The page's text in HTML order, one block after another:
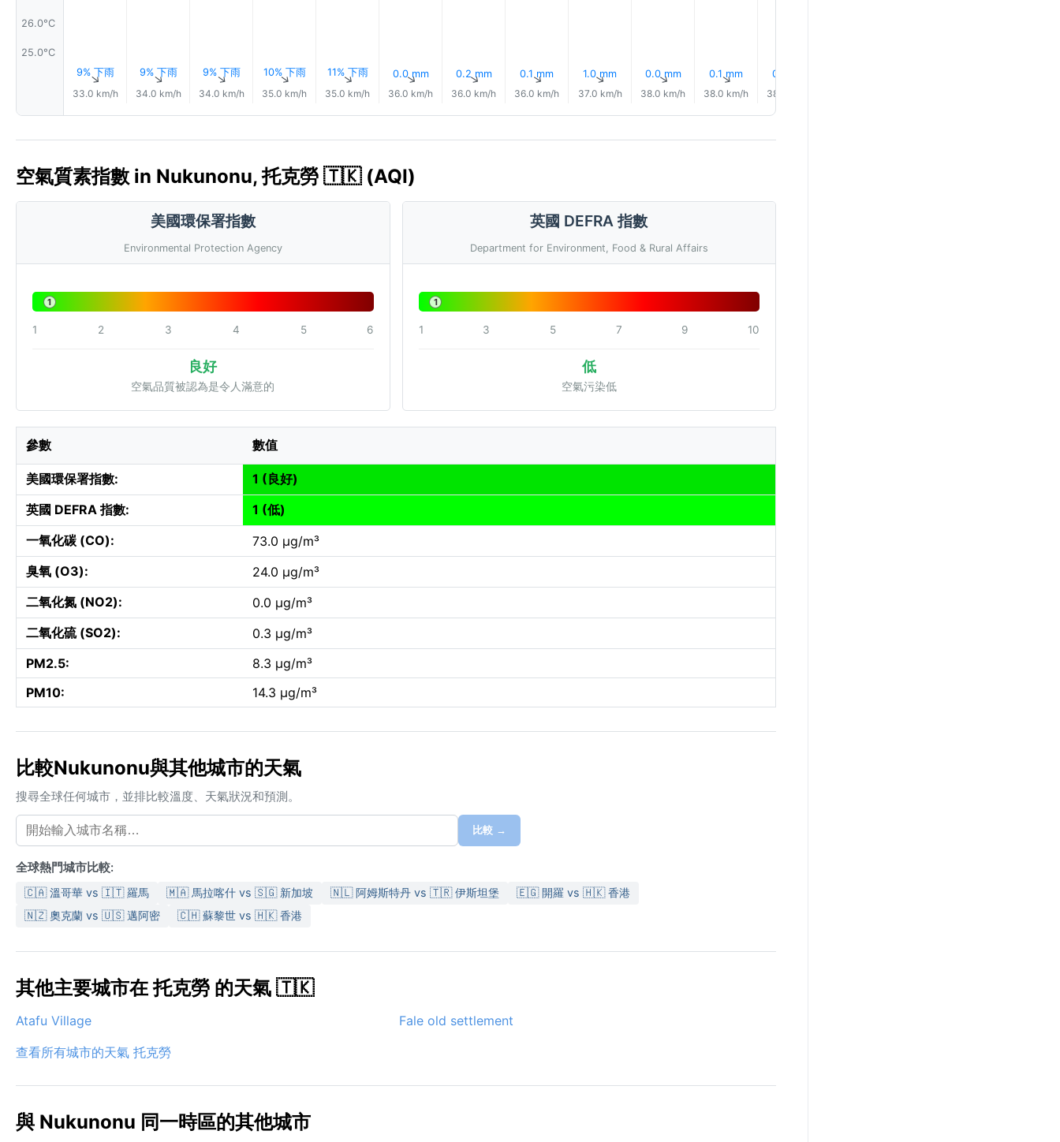
26.0°C
25.0°C
9% 下雨
↑
33.0 km/h
9% 下雨
↑
34.0 km/h
9% 下雨
↑
34.0 km/h
10% 下雨
↑
35.0 km/h
11% 下雨
↑
35.0 km/h
0.0 mm
↑
36.0 km/h
0.2 mm
↑
36.0 km/h
0.1 mm
↑
36.0 km/h
1.0 mm
↑
37.0 km/h
0.0 mm
↑
38.0 km/h
0.1 mm
↑
38.0 km/h
0.1 mm
38.0 km/h
空氣質素指數 in Nukunonu, 托克勞 🇹🇰 (AQI)
美國環保署指數
Environmental Protection Agency
1
1 2 3 4 5 6
良好
空氣品質被認為是令人滿意的
英國 DEFRA 指數
Department for Environment, Food & Rural Affairs
1
1 3 5 7 9 10
低
空氣污染低
參數 數值
美國環保署指數:
1 (良好)
英國 DEFRA 指數:
1 (低)
一氧化碳 (CO):
73.0 µg/m³
臭氧 (O3):
24.0 µg/m³
二氧化氮 (NO2):
0.0 µg/m³
二氧化硫 (SO2):
0.3 µg/m³
PM2.5:
8.3 µg/m³
PM10:
14.3 µg/m³
比較Nukunonu與其他城市的天氣
搜尋全球任何城市，並排比較溫度、天氣狀況和預測。
比較 →
全球熱門城市比較:
🇨🇦 溫哥華 vs 🇮🇹 羅馬 🇲🇦 馬拉喀什 vs 🇸🇬 新加坡 🇳🇱 阿姆斯特丹 vs 🇹🇷 伊斯坦堡
🇪🇬 開羅 vs 🇭🇰 香港
🇳🇿 奧克蘭 vs 🇺🇸 邁阿密
🇨🇭 蘇黎世 vs 🇭🇰 香港
其他主要城市在 托克勞 的天氣 🇹🇰
Atafu Village
Fale old settlement
查看所有城市的天氣 托克勞
與 Nukunonu 同一時區的其他城市